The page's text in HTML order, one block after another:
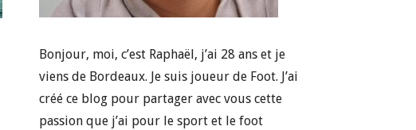
Bonjour, moi, c’est Raphaël, j’ai 28 ans et je
viens de Bordeaux. Je suis joueur de Foot. J’ai
créé ce blog pour partager avec vous cette
passion que j’ai pour le sport et le foot